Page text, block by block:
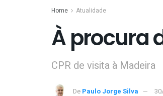
Home Atualidade
À procura
CPR de visita à Madeira
De Paulo Jorge Silva